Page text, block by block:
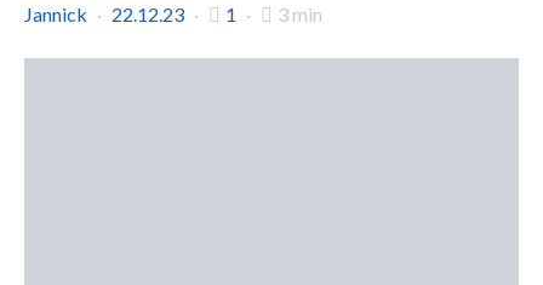
Jannick
22.12.23 1 3 min